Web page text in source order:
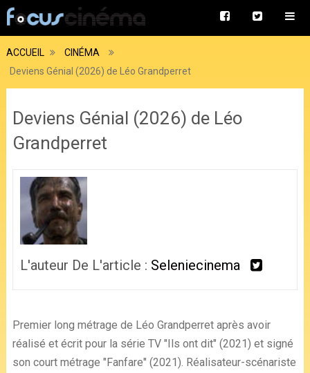
ACCUEIL
CINÉMA
Deviens Génial (2026) de Léo Grandperret
Deviens Génial (2026) de Léo
Grandperret
L'auteur De L'article : Seleniecinema
Premier long métrage de Léo Grandperret après avoir
réalisé et écrit pour la série TV "Ils ont dit" (2021) et signé
son court métrage "Fanfare" (2021). Réalisateur-scénariste